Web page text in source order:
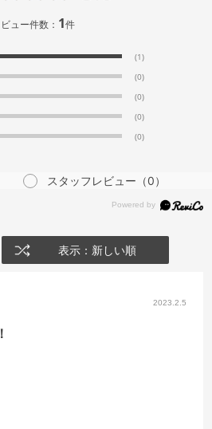
ュー件数： 1件
(1)
(0)
(0)
(0)
(0)
スタッフレビュー （0）
表示：新しい順
2023.2.5